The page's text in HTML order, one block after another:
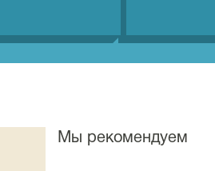
Мы рекомендуем